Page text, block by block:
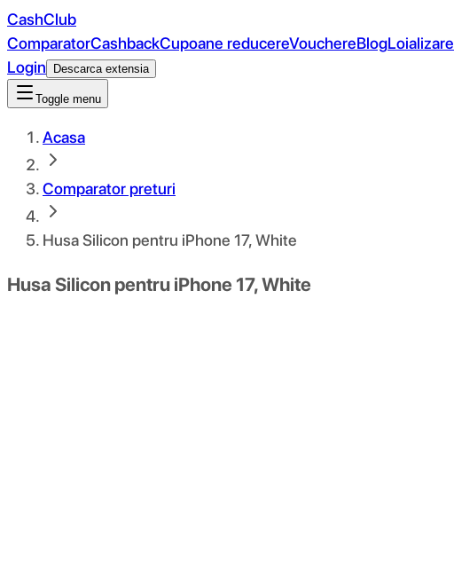
CashClub
ComparatorCashbackCupoane reducereVouchereBlogLoializare
Login
Descarca extensia
Toggle menu
Acasa
Comparator preturi
Husa Silicon pentru iPhone 17, White
Husa Silicon pentru iPhone 17, White